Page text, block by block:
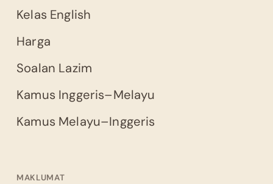
Kelas English
Harga
Soalan Lazim
Kamus Inggeris–Melayu
Kamus Melayu–Inggeris
MAKLUMAT